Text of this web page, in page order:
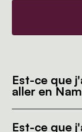
Est-ce que
aller en
Est-ce que